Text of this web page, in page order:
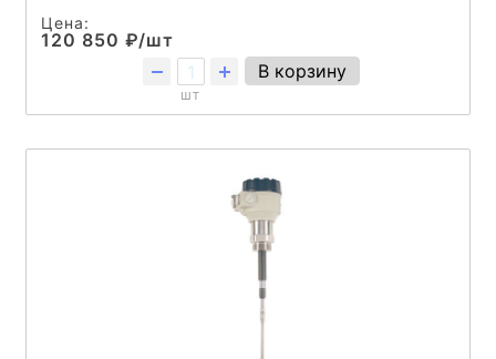
Цена:
120 850 ₽/шт
шт
В корзину